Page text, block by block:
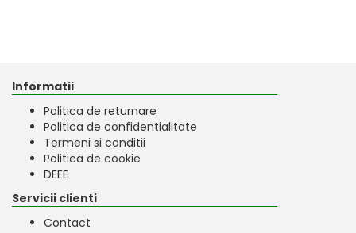
Informatii
Politica de returnare
Politica de confidentialitate
Termeni si conditii
Politica de cookie
DEEE
Servicii clienti
Contact